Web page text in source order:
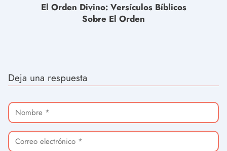
El Orden Divino: Versículos Bíblicos
Sobre El Orden
Deja una respuesta